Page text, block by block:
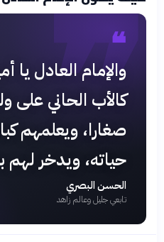
❞
❝
والإمام العادل يا
كالأب الحاني على
صغارا، ويعلمهم
حياته، ويدخر لهم
الحسن البصري
تابعي جليل وعالم زاهد